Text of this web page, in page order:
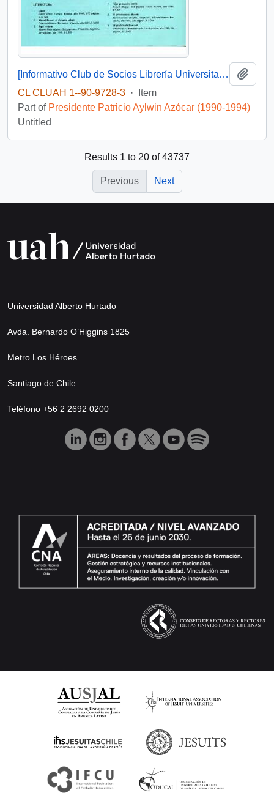
[Informativo Club de Socios Librería Universitaria]
CL CLUAH 1--90-9728-3 ·
Item
Part of Presidente Patricio Aylwin Azócar (1990-1994)
Untitled
Results 1 to 20 of 43737
Previous Next
Universidad Alberto Hurtado
Avda. Bernardo O’Higgins 1825
Metro Los Héroes
Santiago de Chile
Teléfono +56 2 2692 0200